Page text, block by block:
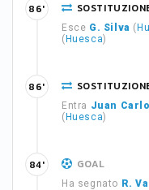
Esce G. Silva (
( Huesca)
86'
Entra Juan
( Huesca)
86'
GOAL
Ha segnato R.
84'